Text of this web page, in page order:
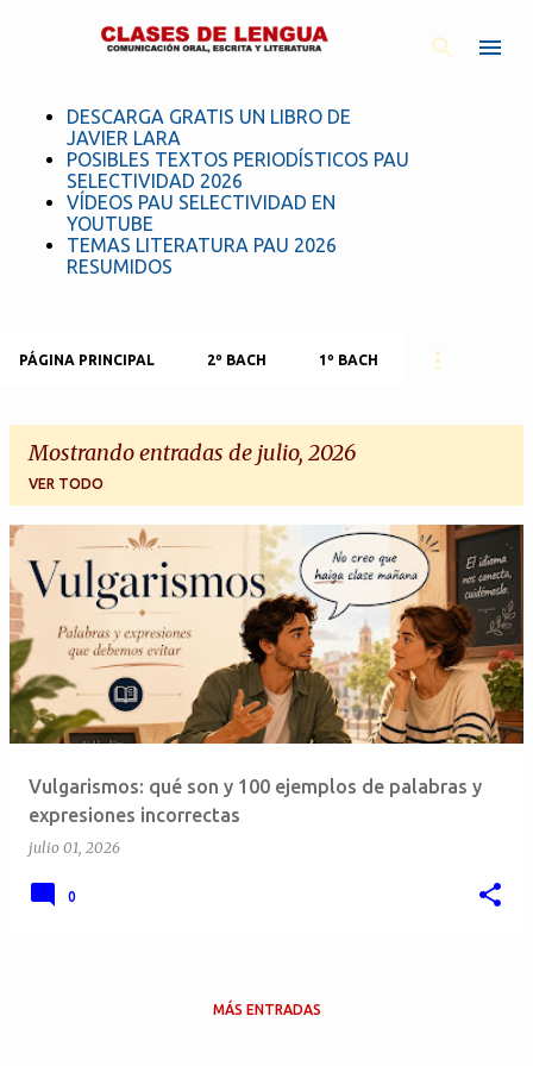
Ir al contenido principal
DESCARGA GRATIS UN LIBRO DE
JAVIER LARA
POSIBLES TEXTOS PERIODÍSTICOS PAU
SELECTIVIDAD 2026
VÍDEOS PAU SELECTIVIDAD EN
YOUTUBE
TEMAS LITERATURA PAU 2026
RESUMIDOS
PÁGINA PRINCIPAL 2º BACH 1º BACH
Mostrando entradas de julio, 2026
VER TODO
n
t
r
a
d
Vulgarismos: qué son y 100 ejemplos de palabras y
expresiones incorrectas
julio 01, 2026
0
MÁS ENTRADAS